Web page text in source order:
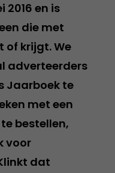
en is
die met
of krijgt. We
adverteerders
Jaarboek te
met een
bestellen,
voor
dat